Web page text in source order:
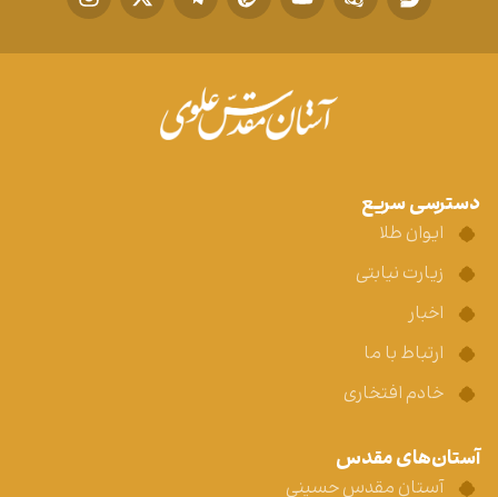
دسترسی سریع
ایوان طلا
زیارت نیابتی
اخبار
ارتباط با ما
خادم افتخاری
آستان‌های مقدس
آستان مقدس حسینی